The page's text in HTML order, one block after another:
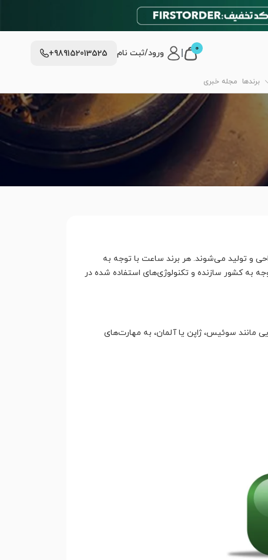
0 ورود/ثبت نام +989152013525
برندها مجله خبری
و تولید می‌شوند. هر برند ساعت با توجه به
به کشور سازنده و تکنولوژی‌های استفاده شده در
مانند سوئیس، ژاپن یا آلمان، به مهارت‌های